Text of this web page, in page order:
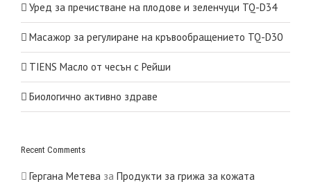
Уред за пречистване на плодове и зеленчуци TQ-D34
Масажор за регулиране на кръвообращението TQ-D30
TIENS Масло от чесън с Рейши
Биологично активно здраве
Recent Comments
Гергана Метева за Продукти за грижа за кожата